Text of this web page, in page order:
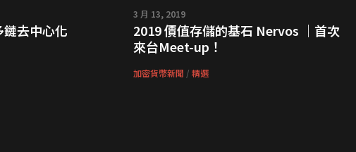
去中心化
3 月 13, 2019
2019 價值存儲的基石 Nervos ｜首次
來台Meet-up！
加密貨幣新聞 / 精選